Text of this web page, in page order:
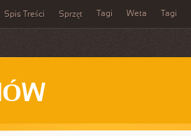
Spis Treści Sprzęt Tagi Weta Tagi